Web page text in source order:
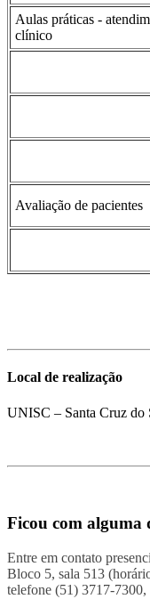
Aulas práticas -
clínico
Avaliação de pacientes
Local de realização
UNISC – Santa Cruz do
Ficou com alguma
Entre em contato
Bloco 5, sala 513
telefone (51) 3717-